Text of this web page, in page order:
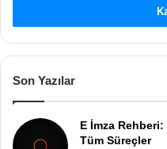
Son Yazılar
E İmza
Tüm Süreçler